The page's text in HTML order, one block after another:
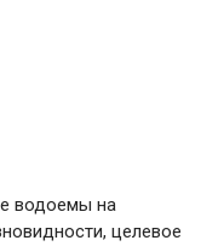
водоемы на
целевое